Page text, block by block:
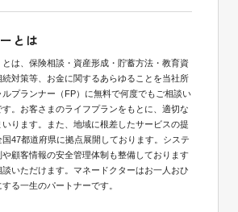
とは
とは、保険相談・資産形成・貯蓄方法・教育資
対策等、お金に関するあらゆることを当社所
ルプランナー（FP）に無料で何度でもご相談い
。お客さまのライフプランをもとに、適切な
ります。また、地域に根差したサービスの提
47都道府県に拠点展開しております。システ
や顧客情報の安全管理体制も整備しております
いただけます。マネードクターはお一人おひ
る一生のパートナーです。